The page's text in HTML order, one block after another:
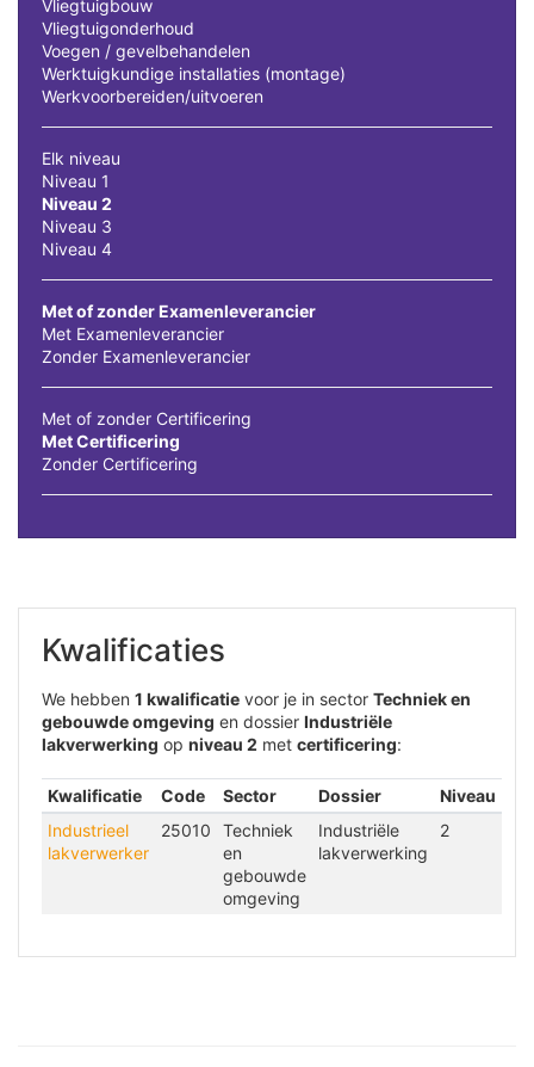
Vliegtuigbouw
Vliegtuigonderhoud
Voegen / gevelbehandelen
Werktuigkundige installaties (montage)
Werkvoorbereiden/uitvoeren
Elk niveau
Niveau 1
Niveau 2
Niveau 3
Niveau 4
Met of zonder Examenleverancier
Met Examenleverancier
Zonder Examenleverancier
Met of zonder Certificering
Met Certificering
Zonder Certificering
Kwalificaties
We hebben 1 kwalificatie voor je in sector Techniek en
gebouwde omgeving en dossier Industriële
lakverwerking op niveau 2 met certificering:
Kwalificatie Code Sector Dossier
Niveau
Industrieel
lakverwerker
25010
Techniek
en
gebouwde
omgeving
Industriële
lakverwerking
2